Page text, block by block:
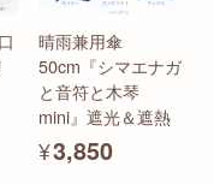
晴雨兼用傘
50cm『シマエナガ
と音符と木琴
mini』遮光＆遮熱
¥3,850